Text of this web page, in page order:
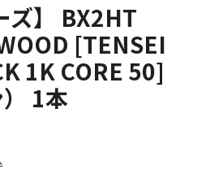
ズ】 BX2HT
[TENSEI
1K CORE 50]
） 1本